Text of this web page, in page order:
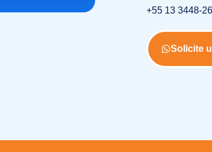
+55 13 3448-
Solicite